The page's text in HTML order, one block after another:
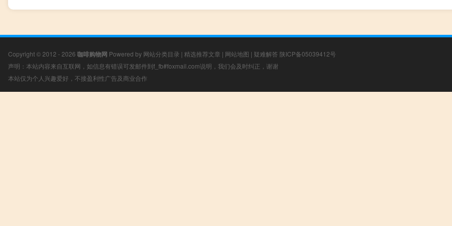
Copyright © 2012 - 2026 咖啡购物网 Powered by 网站分类目录 | 精选推荐文章 | 网站地图 | 疑难解答 陕ICP备05039412号
声明：本站内容来自互联网，如信息有错误可发邮件到f_fb#foxmail.com说明，我们会及时纠正，谢谢
本站仅为个人兴趣爱好，不接盈利性广告及商业合作